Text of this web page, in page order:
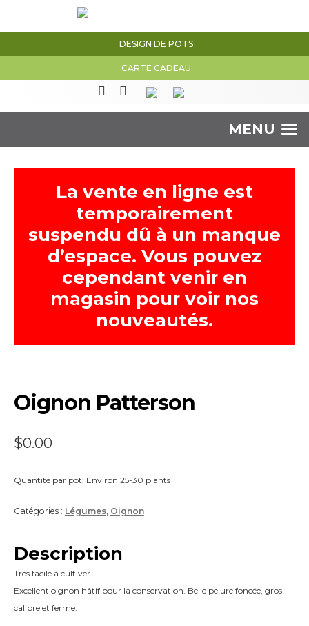
DESIGN DE POTS
CARTE CADEAU
MENU
La vente en ligne est
temporairement
suspendu dû à un manque
d’espace. Vous pouvez
cependant venir en
magasin pour voir nos
nouveautés.
Oignon Patterson
$0.00
Quantité par pot: Environ 25-30 plants
Catégories : Légumes, Oignon
Description
Très facile à cultiver.
Excellent oignon hâtif pour la conservation. Belle pelure foncée, gros
calibre et ferme.